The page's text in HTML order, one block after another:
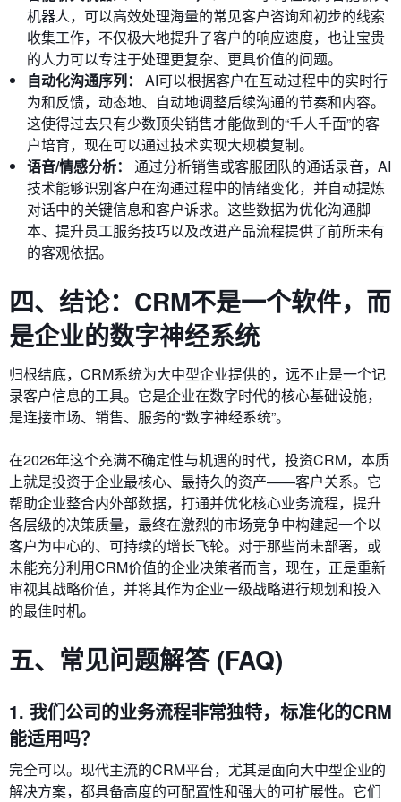
机器人，可以高效处理海量的常见客户咨询和初步的线索
收集工作，不仅极大地提升了客户的响应速度，也让宝贵
的人力可以专注于处理更复杂、更具价值的问题。
自动化沟通序列：
AI可以根据客户在互动过程中的实时行
为和反馈，动态地、自动地调整后续沟通的节奏和内容。
这使得过去只有少数顶尖销售才能做到的“千人千面”的客
户培育，现在可以通过技术实现大规模复制。
语音/情感分析：
通过分析销售或客服团队的通话录音，AI
技术能够识别客户在沟通过程中的情绪变化，并自动提炼
对话中的关键信息和客户诉求。这些数据为优化沟通脚
本、提升员工服务技巧以及改进产品流程提供了前所未有
的客观依据。
四、结论：CRM不是一个软件，而
是企业的数字神经系统
归根结底，CRM系统为大中型企业提供的，远不止是一个记
录客户信息的工具。它是企业在数字时代的核心基础设施，
是连接市场、销售、服务的“数字神经系统”。
在2026年这个充满不确定性与机遇的时代，投资CRM，本质
上就是投资于企业最核心、最持久的资产——客户关系。它
帮助企业整合内外部数据，打通并优化核心业务流程，提升
各层级的决策质量，最终在激烈的市场竞争中构建起一个以
客户为中心的、可持续的增长飞轮。对于那些尚未部署，或
未能充分利用CRM价值的企业决策者而言，现在，正是重新
审视其战略价值，并将其作为企业一级战略进行规划和投入
的最佳时机。
五、常见问题解答 (FAQ)
1. 我们公司的业务流程非常独特，标准化的CRM
能适用吗？
完全可以。现代主流的CRM平台，尤其是面向大中型企业的
解决方案，都具备高度的可配置性和强大的可扩展性。它们